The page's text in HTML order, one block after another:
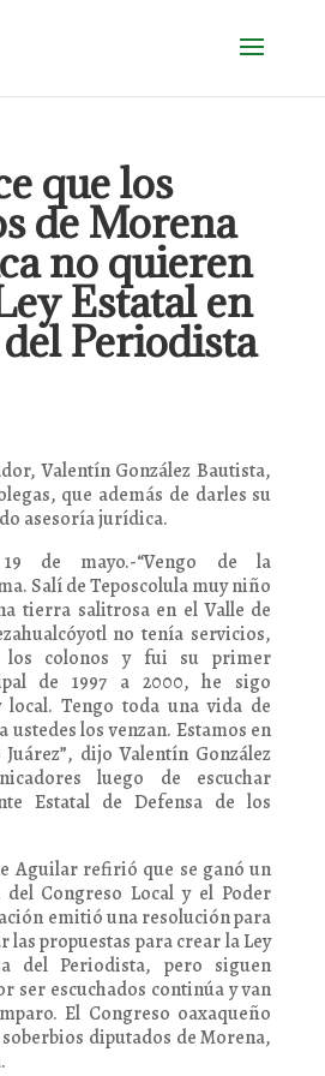
que los
de Morena
no quieren
Estatal en
Periodista
Valentín González Bautista,
que además de darles su
asesoría jurídica.
19 de mayo.-“Vengo de la
Salí de Teposcolula muy niño
tierra salitrosa en el Valle de
no tenía servicios,
colonos y fui su primer
de 1997 a 2000, he sigo
Tengo toda una vida de
ustedes los venzan. Estamos en
dijo Valentín González
luego de escuchar
Estatal de Defensa de los
Aguilar refirió que se ganó un
Congreso Local y el Poder
emitió una resolución para
las propuestas para crear la Ley
del Periodista, pero siguen
ser escuchados continúa y van
El Congreso oaxaqueño
diputados de Morena,